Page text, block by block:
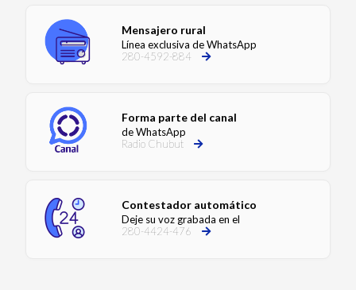
Mensajero rural
Línea exclusiva de WhatsApp
280-4592-884
Forma parte del canal
de WhatsApp
Radio Chubut
Contestador automático
Deje su voz grabada en el
280-4424-476